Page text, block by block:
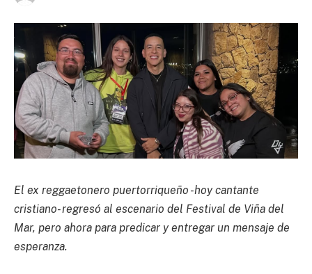
El ex reggaetonero puertorriqueño -hoy cantante
cristiano- regresó al escenario del Festival de Viña del
Mar, pero ahora para predicar y entregar un mensaje de
esperanza.